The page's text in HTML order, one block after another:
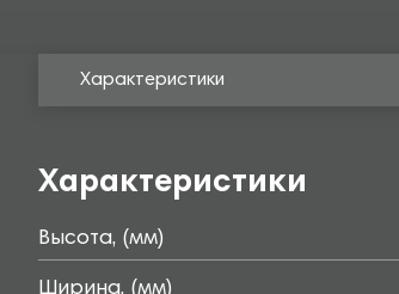
Характеристики
Характеристики
Высота, (мм)
Ширина, (мм)